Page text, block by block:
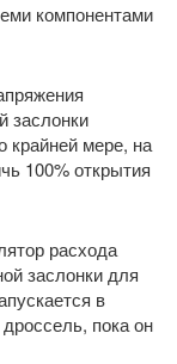
компонентами
заслонки
крайней мере, на
100% открытия
расхода
заслонки для
в
пока он